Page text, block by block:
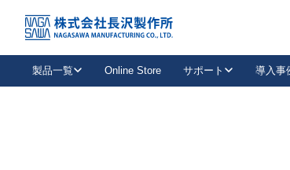
製品一覧 Online Store サポート 導入事
KSS加盟店・取扱店情報
店舗一覧